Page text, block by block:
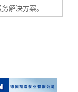
解决方案。